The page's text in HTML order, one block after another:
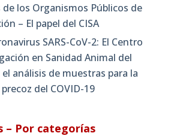
los Organismos Públicos de
– El papel del CISA
SARS-CoV-2: El Centro
en Sanidad Animal del
análisis de muestras para la
del COVID-19
– Por categorías